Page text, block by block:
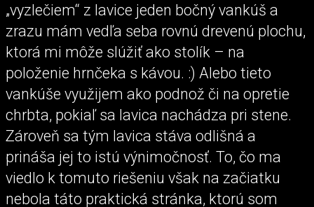
„vyzlečiem“ z lavice jeden bočný vankúš a
zrazu mám vedľa seba rovnú drevenú plochu,
ktorá mi môže slúžiť ako stolík – na
položenie hrnčeka s kávou. :) Alebo tieto
vankúše využijem ako podnož či na opretie
chrbta, pokiaľ sa lavica nachádza pri stene.
Zároveň sa tým lavica stáva odlišná a
prináša jej to istú výnimočnosť. To, čo ma
viedlo k tomuto riešeniu však na začiatku
nebola táto praktická stránka, ktorú som